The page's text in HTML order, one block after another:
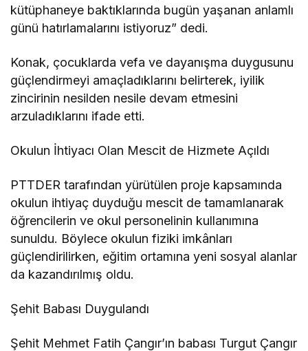
kütüphaneye baktıklarında bugün yaşanan anlamlı
günü hatırlamalarını istiyoruz” dedi.
Konak, çocuklarda vefa ve dayanışma duygusunu
güçlendirmeyi amaçladıklarını belirterek, iyilik
zincirinin nesilden nesile devam etmesini
arzuladıklarını ifade etti.
Okulun İhtiyacı Olan Mescit de Hizmete Açıldı
PTTDER tarafından yürütülen proje kapsamında
okulun ihtiyaç duyduğu mescit de tamamlanarak
öğrencilerin ve okul personelinin kullanımına
sunuldu. Böylece okulun fiziki imkânları
güçlendirilirken, eğitim ortamına yeni sosyal alanlar
da kazandırılmış oldu.
Şehit Babası Duygulandı
Şehit Mehmet Fatih Çangır’ın babası Turgut Çangır